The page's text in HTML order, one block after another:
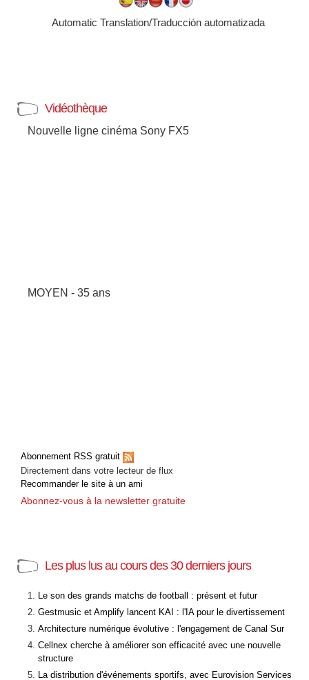
Automatic Translation/Traducción automatizada
Vidéothèque
Nouvelle ligne cinéma Sony FX5
MOYEN - 35 ans
Abonnement RSS gratuit
Directement dans votre lecteur de flux
Recommander le site à un ami
Abonnez-vous à la newsletter gratuite
Les plus lus au cours des 30 derniers jours
Le son des grands matchs de football : présent et futur
Gestmusic et Amplify lancent KAI : l'IA pour le divertissement
Architecture numérique évolutive : l'engagement de Canal Sur
Cellnex cherche à améliorer son efficacité avec une nouvelle
structure
La distribution d'événements sportifs, avec Eurovision Services